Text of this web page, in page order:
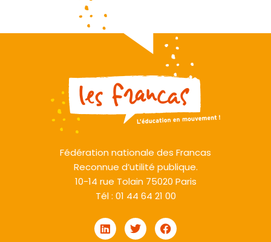
Fédération nationale des Francas
Reconnue d’utilité publique.
10-14 rue Tolain 75020 Paris
Tél : 01 44 64 21 00